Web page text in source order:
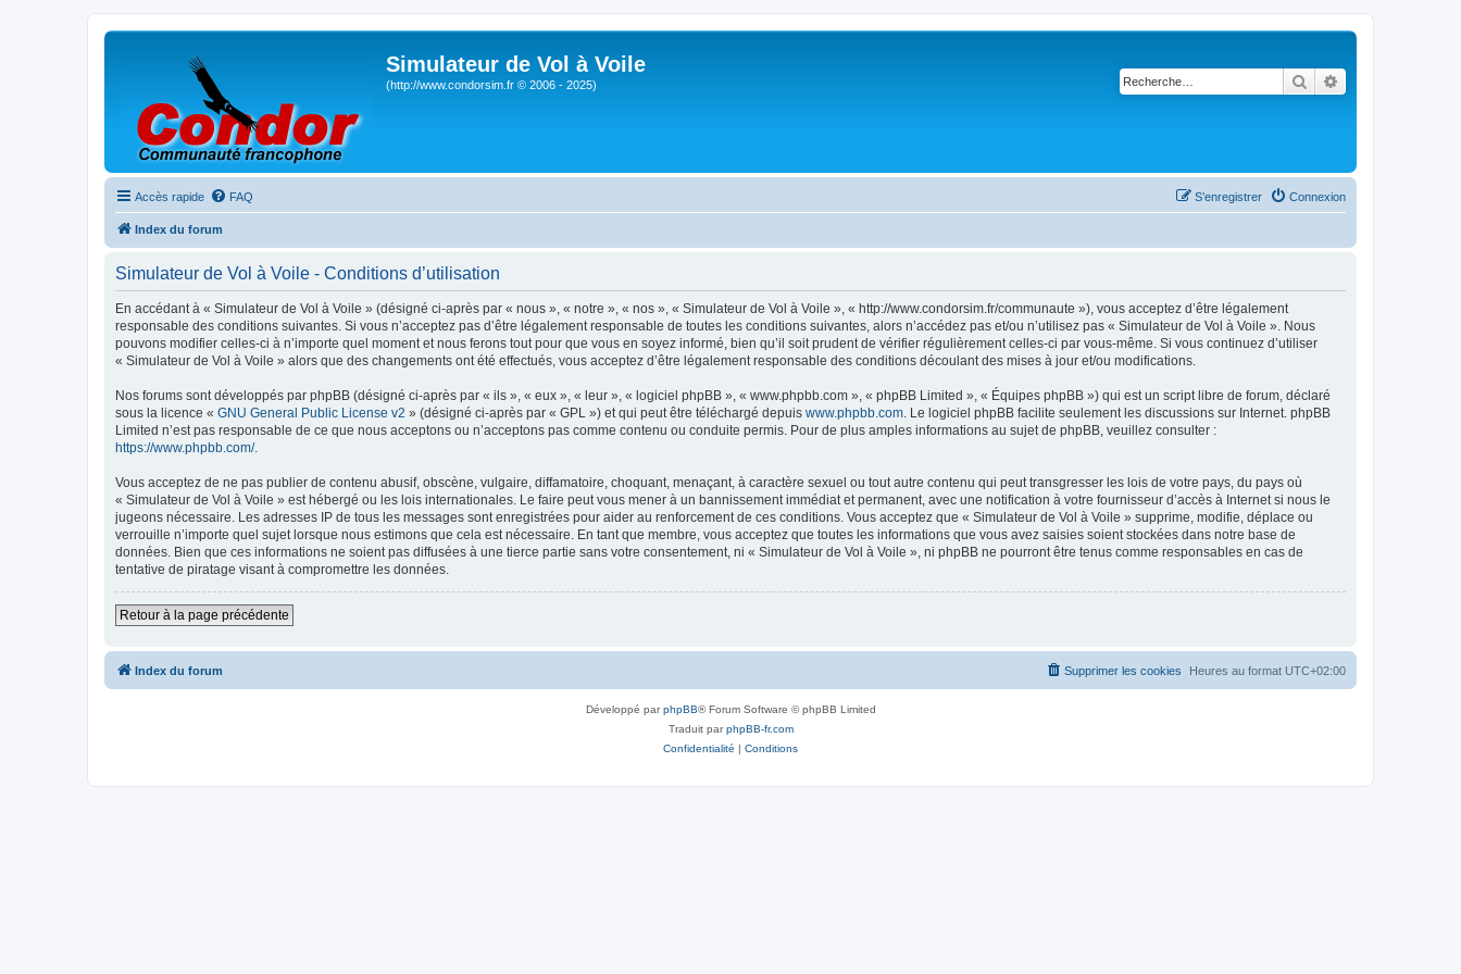
Simulateur de Vol à Voile
(http://www.condorsim.fr © 2006 - 2025) Rechercher
Accès rapide FAQ Connexion
S’enregistrer
Index du forum
Simulateur de Vol à Voile - Conditions d’utilisation
En accédant à « Simulateur de Vol à Voile » (désigné ci-après par « nous », « notre », « nos », « Simulateur de Vol à Voile », « http://www.condorsim.fr/communaute »), vous acceptez d’être légalement
responsable des conditions suivantes. Si vous n’acceptez pas d’être légalement responsable de toutes les conditions suivantes, alors n’accédez pas et/ou n’utilisez pas « Simulateur de Vol à Voile ». Nous
pouvons modifier celles-ci à n’importe quel moment et nous ferons tout pour que vous en soyez informé, bien qu’il soit prudent de vérifier régulièrement celles-ci par vous-même. Si vous continuez d’utiliser
« Simulateur de Vol à Voile » alors que des changements ont été effectués, vous acceptez d’être légalement responsable des conditions découlant des mises à jour et/ou modifications.
Nos forums sont développés par phpBB (désigné ci-après par « ils », « eux », « leur », « logiciel phpBB », « www.phpbb.com », « phpBB Limited », « Équipes phpBB ») qui est un script libre de forum, déclaré
sous la licence « GNU General Public License v2 » (désigné ci-après par « GPL ») et qui peut être téléchargé depuis www.phpbb.com. Le logiciel phpBB facilite seulement les discussions sur Internet. phpBB
Limited n’est pas responsable de ce que nous acceptons ou n’acceptons pas comme contenu ou conduite permis. Pour de plus amples informations au sujet de phpBB, veuillez consulter :
https://www.phpbb.com/.
Vous acceptez de ne pas publier de contenu abusif, obscène, vulgaire, diffamatoire, choquant, menaçant, à caractère sexuel ou tout autre contenu qui peut transgresser les lois de votre pays, du pays où
« Simulateur de Vol à Voile » est hébergé ou les lois internationales. Le faire peut vous mener à un bannissement immédiat et permanent, avec une notification à votre fournisseur d’accès à Internet si nous le
jugeons nécessaire. Les adresses IP de tous les messages sont enregistrées pour aider au renforcement de ces conditions. Vous acceptez que « Simulateur de Vol à Voile » supprime, modifie, déplace ou
verrouille n’importe quel sujet lorsque nous estimons que cela est nécessaire. En tant que membre, vous acceptez que toutes les informations que vous avez saisies soient stockées dans notre base de
données. Bien que ces informations ne soient pas diffusées à une tierce partie sans votre consentement, ni « Simulateur de Vol à Voile », ni phpBB ne pourront être tenus comme responsables en cas de
tentative de piratage visant à compromettre les données.
Retour à la page précédente
Index du forum Heures au format UTC+02:00
Supprimer les cookies
Développé parphpBB® Forum Software © phpBB Limited
Traduit parphpBB-fr.com
Confidentialité | Conditions